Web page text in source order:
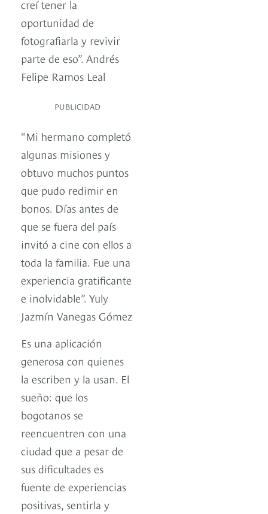
creí tener la
oportunidad de
fotografiarla y revivir
parte de eso”. Andrés
Felipe Ramos Leal
PUBLICIDAD
“Mi hermano completó
algunas misiones y
obtuvo muchos puntos
que pudo redimir en
bonos. Días antes de
que se fuera del país
invitó a cine con ellos a
toda la familia. Fue una
experiencia gratificante
e inolvidable”. Yuly
Jazmín Vanegas Gómez
Es una aplicación
generosa con quienes
la escriben y la usan. El
sueño: que los
bogotanos se
reencuentren con una
ciudad que a pesar de
sus dificultades es
fuente de experiencias
positivas, sentirla y